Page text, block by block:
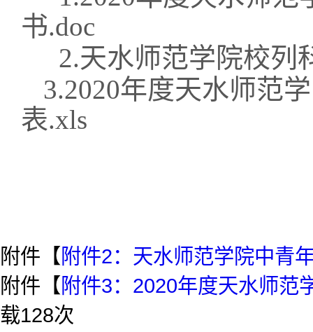
书.doc
2.天水师范学院校列
3.2020年度天水师范
表.xls
附件【附件2：天水师范学院中青
附件【附件3：2020年度天水师范
载128次